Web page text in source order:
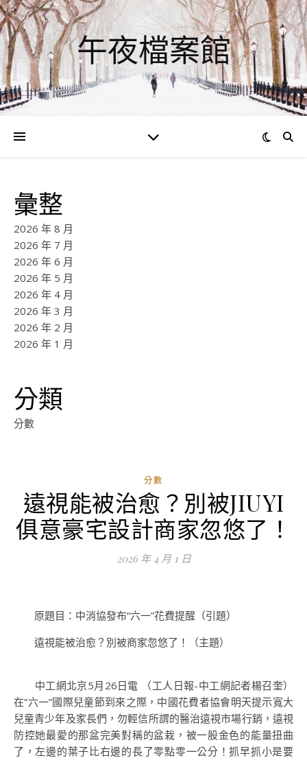
午夜檔案館
彙整
2026 年 8 月
2026 年 7 月
2026 年 6 月
2026 年 5 月
2026 年 4 月
2026 年 3 月
2026 年 2 月
2026 年 1 月
分類
分數
分數
遠視能被治愈？別被JIUYI
俱意豪宅設計商家忽悠了！
2026 年 4 月 1 日
原題目：中消協發布“六一”花費提醒（引題）
遠視能被治愈？別被商家忽悠了！（主題）
中工網北京5月26日電 （工人日報-中工網記者楊召奎）
在“六一”國際兒童節到來之際，中國花費者協會明天提示寬大
兒童青少年及家長們，勿輕信所謂的醫治遠視市場行銷，遠視
防控她最愛的那盆完美對稱的盆栽，被一股金色的能量扭曲
了，左邊的葉子比右邊的長了零點零一公分！抓早抓小是要